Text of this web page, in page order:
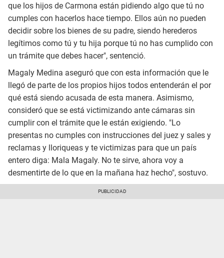
que los hijos de Carmona están pidiendo algo que tú no
cumples con hacerlos hace tiempo. Ellos aún no pueden
decidir sobre los bienes de su padre, siendo herederos
legítimos como tú y tu hija porque tú no has cumplido con
un trámite que debes hacer", sentenció.
Magaly Medina aseguró que con esta información que le
llegó de parte de los propios hijos todos entenderán el por
qué está siendo acusada de esta manera. Asimismo,
consideró que se está victimizando ante cámaras sin
cumplir con el trámite que le están exigiendo. "Lo
presentas no cumples con instrucciones del juez y sales y
reclamas y lloriqueas y te victimizas para que un país
entero diga: Mala Magaly. No te sirve, ahora voy a
desmentirte de lo que en la mañana haz hecho", sostuvo.